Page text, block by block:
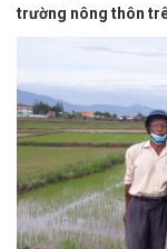
trường nông thôn